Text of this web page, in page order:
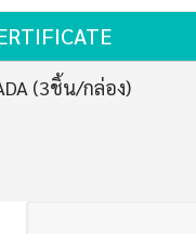
(3ชิ้น/กล่อง)